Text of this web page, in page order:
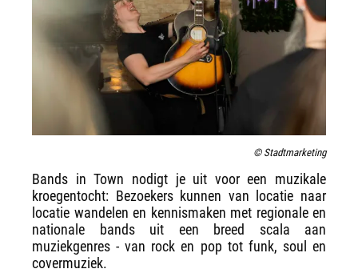
© Stadtmarketing
Bands in Town nodigt je uit voor een muzikale
kroegentocht: Bezoekers kunnen van locatie naar
locatie wandelen en kennismaken met regionale en
nationale bands uit een breed scala aan
muziekgenres - van rock en pop tot funk, soul en
covermuziek.